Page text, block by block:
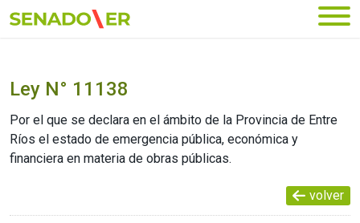
Ir al menú principal
Ley N° 11138
Por el que se declara en el ámbito de la Provincia de Entre
Ríos el estado de emergencia pública, económica y
financiera en materia de obras públicas.
volver